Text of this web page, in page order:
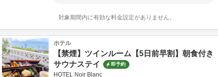
対象期間内に有効な料金設定がありません。
ホテル
【禁煙】ツインルーム【5日前早割】朝食付き
サウナステイ
即予約
HOTEL Noir Blanc